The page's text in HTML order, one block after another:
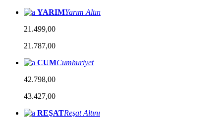
YARIMYarım Altın
21.499,00
21.787,00
CUMCumhuriyet
42.798,00
43.427,00
REŞATReşat Altını